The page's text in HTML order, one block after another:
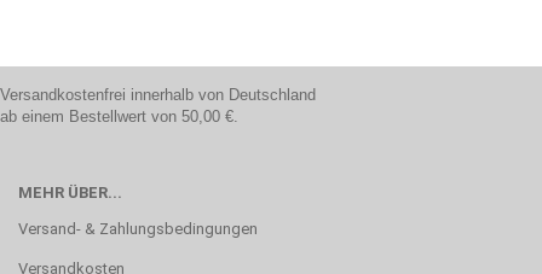
Versandkostenfrei innerhalb von Deutschland
ab einem Bestellwert von 50,00 €.
MEHR ÜBER...
Versand- & Zahlungsbedingungen
Versandkosten